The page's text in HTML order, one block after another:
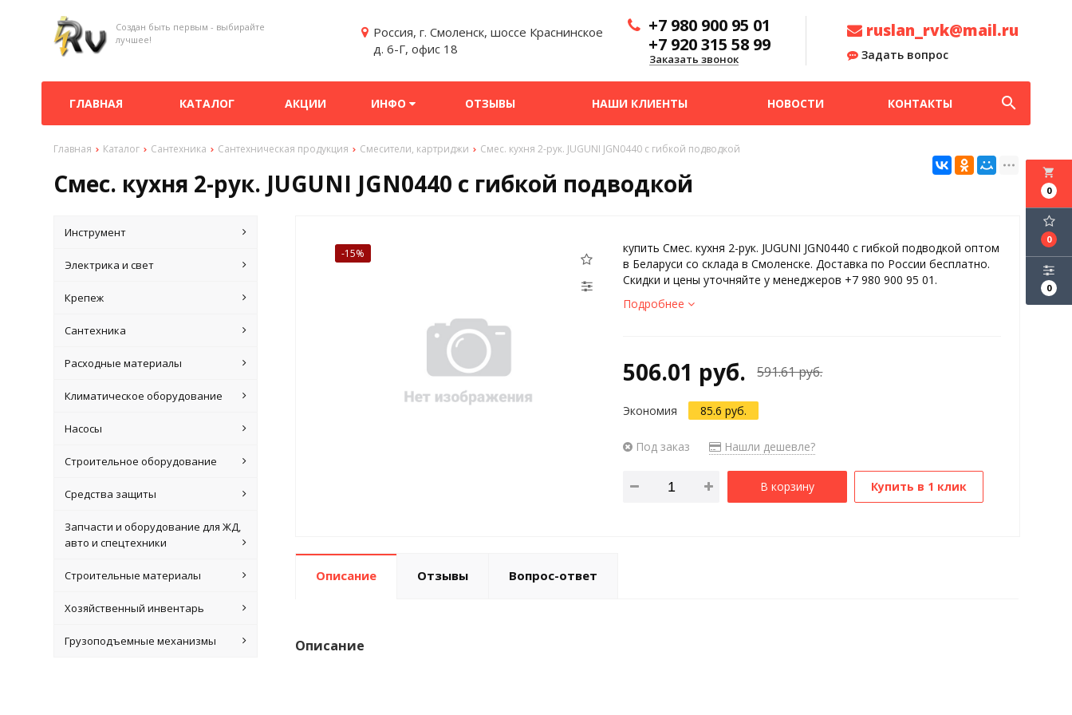
Создан быть первым - выбирайте
лучшее!
Россия, г. Смоленск, шоссе Краснинское
д. 6-Г, офис 18
+7 980 900 95 01
+7 920 315 58 99
Заказать звонок
ruslan_rvk@mail.ru
Задать вопрос
ГЛАВНАЯ КАТАЛОГ АКЦИИ ИНФО ОТЗЫВЫ НАШИ КЛИЕНТЫ НОВОСТИ КОНТАКТЫ search
Главная Каталог Сантехника Сантехническая продукция Смесители, картриджи Смес. кухня 2-рук. JUGUNI JGN0440 с гибкой подводкой
Смес. кухня 2-рук. JUGUNI JGN0440 с гибкой подводкой local_grocery_store
0
0
0
Инструмент
Электрика и свет
Крепеж
Сантехника
Расходные материалы
Климатическое оборудование
Насосы
Строительное оборудование
Средства защиты
Запчасти и оборудование для ЖД,
авто и спецтехники
Строительные материалы
Хозяйственный инвентарь
Грузоподъемные механизмы
-15%
купить Смес. кухня 2-рук. JUGUNI JGN0440 с гибкой подводкой оптом
в Беларуси со склада в Смоленске. Доставка по России бесплатно.
Скидки и цены уточняйте у менеджеров +7 980 900 95 01.
Подробнее
506.01 руб. 591.61 руб.
Экономия 85.6 руб.
Под заказ Нашли дешевле?
В корзину Купить в 1 клик
Описание Отзывы Вопрос-ответ
Описание